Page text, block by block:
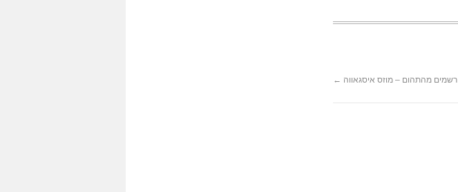
רשמים מהתהום – מוזס איסגאווה ←